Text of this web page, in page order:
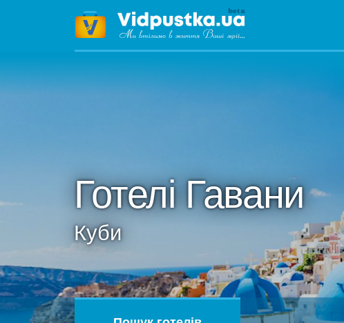
Готелі Гавани
Куби